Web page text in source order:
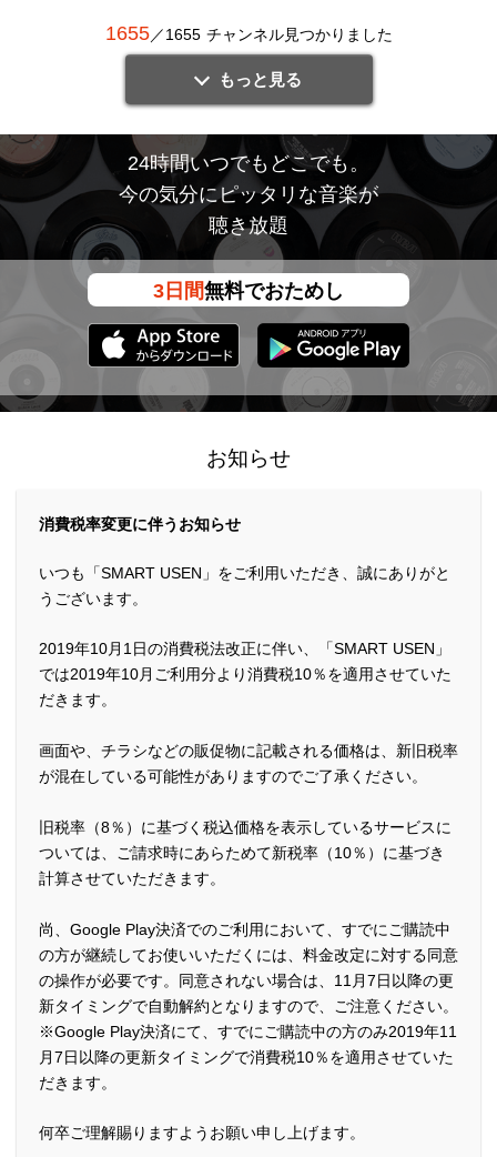
1655／1655 チャンネル見つかりました
もっと見る
24時間いつでもどこでも。
今の気分にピッタリな音楽が
聴き放題
3日間無料でおためし
お知らせ
消費税率変更に伴うお知らせ
いつも「SMART USEN」をご利用いただき、誠にありがと
うございます。
2019年10月1日の消費税法改正に伴い、「SMART USEN」
では2019年10月ご利用分より消費税10％を適用させていた
だきます。
画面や、チラシなどの販促物に記載される価格は、新旧税率
が混在している可能性がありますのでご了承ください。
旧税率（8％）に基づく税込価格を表示しているサービスに
ついては、ご請求時にあらためて新税率（10％）に基づき
計算させていただきます。
尚、Google Play決済でのご利用において、すでにご購読中
の方が継続してお使いいただくには、料金改定に対する同意
の操作が必要です。同意されない場合は、11月7日以降の更
新タイミングで自動解約となりますので、ご注意ください。
※Google Play決済にて、すでにご購読中の方のみ2019年11
月7日以降の更新タイミングで消費税10％を適用させていた
だきます。
何卒ご理解賜りますようお願い申し上げます。